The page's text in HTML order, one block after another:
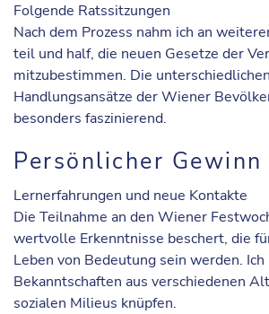
Folgende Ratssitzungen
Nach dem Prozess nahm ich an
teil und half, die neuen Gesetze der
mitzubestimmen. Die
Handlungsansätze der Wiener
besonders faszinierend.
Persönlicher Gewinn
Lernerfahrungen und neue Kontakte
Die Teilnahme an den Wiener
wertvolle Erkenntnisse beschert, die
Leben von Bedeutung sein werden.
Bekanntschaften aus verschiedenen
sozialen Milieus knüpfen.